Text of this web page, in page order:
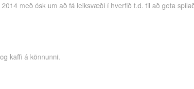
með ósk um að fá leiksvæði í hverfið t.d. til að geta
kaffi á könnunni.